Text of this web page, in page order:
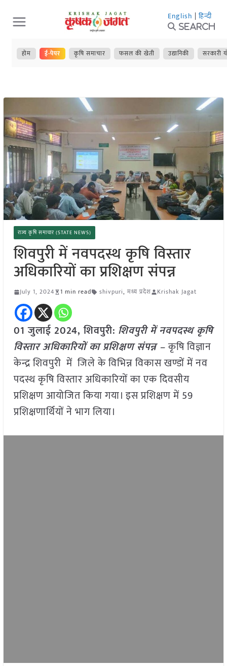
Skip
to
content
English | हिन्दी
Search
होम ई-पेपर कृषि समाचार फसल की खेती उद्यानिकी सरकारी
राज्य कृषि समाचार (STATE NEWS)
शिवपुरी में नवपदस्थ कृषि विस्तार
अधिकारियों का प्रशिक्षण संपन्न
July 1, 2024 1 min read shivpuri, मध्य प्रदेश Krishak Jagat
01 जुलाई 2024, शिवपुरी: शिवपुरी में नवपदस्थ कृषि
विस्तार अधिकारियों का प्रशिक्षण संपन्न –कृषि विज्ञान
केन्द्र शिवपुरी में जिले के विभिन्न विकास खण्डों में नव
पदस्थ कृषि विस्तार अधिकारियों का एक दिवसीय
प्रशिक्षण आयोजित किया गया। इस प्रशिक्षण में 59
प्रशिक्षणार्थियों ने भाग लिया।